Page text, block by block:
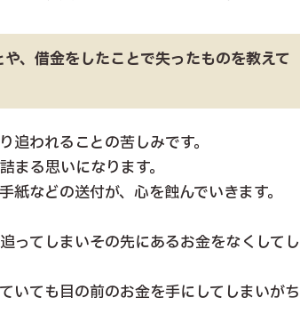
、借金をしたことで失ったものを教えて
追われることの苦しみです。
まる思いになります。
などの送付が、心を蝕んでいきます。
ってしまいその先にあるお金をなくしてし
いても目の前のお金を手にしてしまいがち